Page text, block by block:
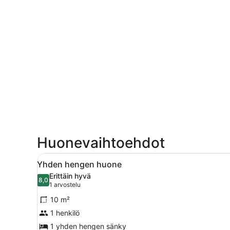
Huonevaihtoehdot
Avaa
kaikki
huonetyypin
Yhden
hengen
huone
Makuuhuoneessa on
4
Yhden hengen huone
8,08,0 kautta 10
Erittäin hyvä
1 arvostelu
(1
arvostelu)
10 m²
1 henkilö
1 yhden hengen sänky